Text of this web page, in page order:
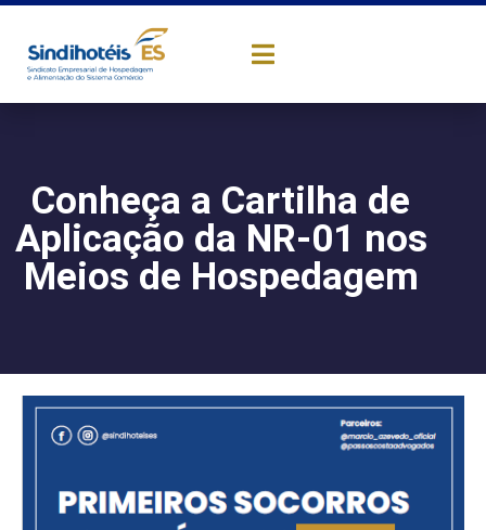
Conheça a Cartilha de
Aplicação da NR-01 nos
Meios de Hospedagem